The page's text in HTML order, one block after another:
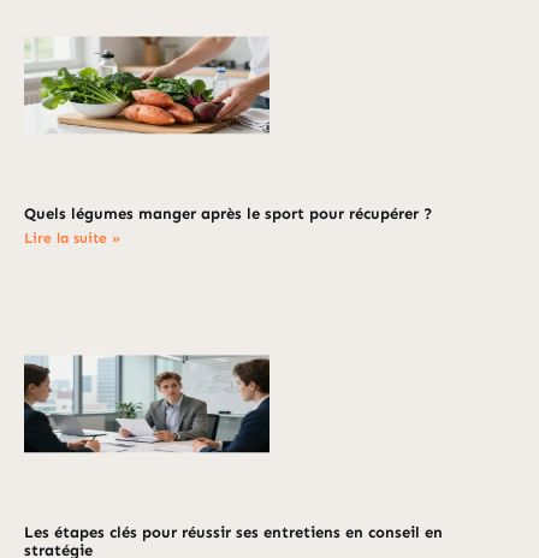
Quels légumes manger après le sport pour récupérer ?
Lire la suite »
Les étapes clés pour réussir ses entretiens en conseil en
stratégie